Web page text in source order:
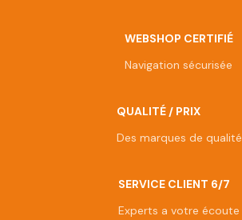
WEBSHOP CERTIFIÉ
Navigation sécurisée
QUALITÉ / PRIX
Des marques de qualité
SERVICE CLIENT 6/7
Experts a votre écoute